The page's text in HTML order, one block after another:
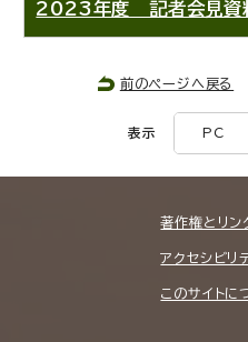
2023年度 記者会見資
前のページへ戻る
表示 PC
著作権とリン
アクセシビリ
このサイトに